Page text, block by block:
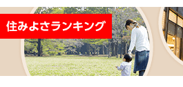
資
用
物
件
取り
金額
試算
会社案内
（電子ブ
ック版）